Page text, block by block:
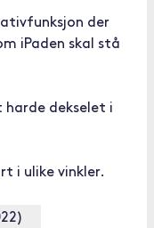
der
iPaden skal stå
harde dekselet i
i ulike vinkler.